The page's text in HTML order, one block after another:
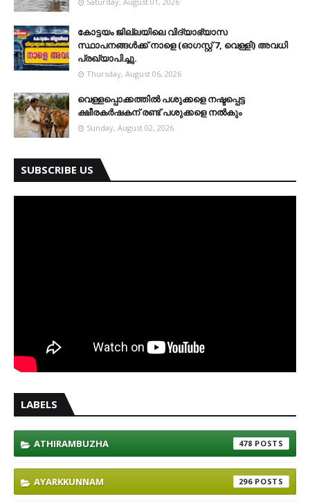
കോട്ടയം ജില്ലയിലെ വിദ്യാഭ്യാസ
സ്ഥാപനങ്ങള്‍ക്ക് നാളെ (ഓഗസ്റ്റ് 7, വെള്ളി) അവധി
പ്രഖ്യാപിച്ചു.
Thursday, August 06, 2026
വെള്ളപ്പൊക്കത്തില്‍ പശുക്കളെ നഷ്ടപ്പെട്ട
ക്ഷീരകര്‍ഷകന് രണ്ട് പശുക്കളെ നല്‍കും
Sunday, August 02, 2026
SUBSCRIBE US
LABELS
ATHIRAMBUZHA 478
AYARKKUNNAM 296